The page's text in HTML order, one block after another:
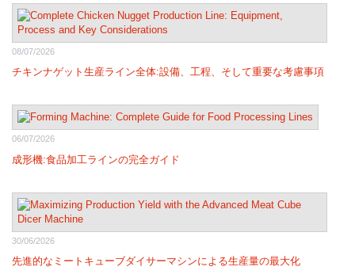
08/07/2026
チキンナゲット生産ライン全体:設備、工程、そして重要な考慮事項
06/07/2026
成形機:食品加工ラインの完全ガイド
30/06/2026
先進的なミートキューブダイサーマシンによる生産量の最大化